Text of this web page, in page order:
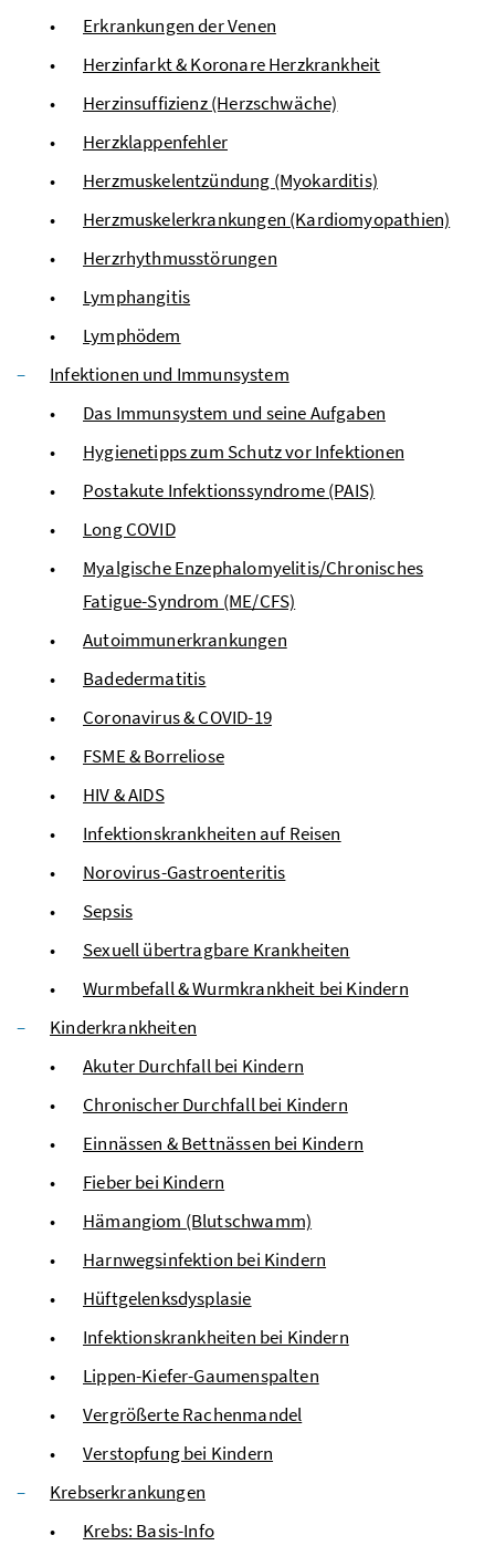
Erkrankungen der Venen
Herzinfarkt & Koronare Herzkrankheit
Herzinsuffizienz (Herzschwäche)
Herzklappenfehler
Herzmuskelentzündung (Myokarditis)
Herzmuskelerkrankungen (Kardiomyopathien)
Herzrhythmusstörungen
Lymphangitis
Lymphödem
Infektionen und Immunsystem
Das Immunsystem und seine Aufgaben
Hygienetipps zum Schutz vor Infektionen
Postakute Infektionssyndrome (PAIS)
Long COVID
Myalgische Enzephalomyelitis/Chronisches
Fatigue-Syndrom (ME/CFS)
Autoimmunerkrankungen
Badedermatitis
Coronavirus & COVID-19
FSME & Borreliose
HIV & AIDS
Infektionskrankheiten auf Reisen
Norovirus-Gastroenteritis
Sepsis
Sexuell übertragbare Krankheiten
Wurmbefall & Wurmkrankheit bei Kindern
Kinderkrankheiten
Akuter Durchfall bei Kindern
Chronischer Durchfall bei Kindern
Einnässen & Bettnässen bei Kindern
Fieber bei Kindern
Hämangiom (Blutschwamm)
Harnwegsinfektion bei Kindern
Hüftgelenksdysplasie
Infektionskrankheiten bei Kindern
Lippen-Kiefer-Gaumenspalten
Vergrößerte Rachenmandel
Verstopfung bei Kindern
Krebserkrankungen
Krebs: Basis-Info